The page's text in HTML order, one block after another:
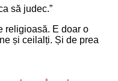
să judec.”
religioasă. E doar o
și ceilalți. Și de prea